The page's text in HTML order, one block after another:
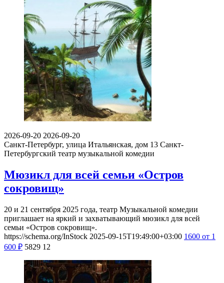
2026-09-20 2026-09-20
Санкт-Петербург, улица Итальянская, дом 13 Санкт-
Петербургский театр музыкальной комедии
Мюзикл для всей семьи «Остров
сокровищ»
20 и 21 сентября 2025 года, театр Музыкальной комедии
приглашает на яркий и захватывающий мюзикл для всей
семьи «Остров сокровищ».
https://schema.org/InStock 2025-09-15T19:49:00+03:00 1600 от 1
600 ₽ 5829 12